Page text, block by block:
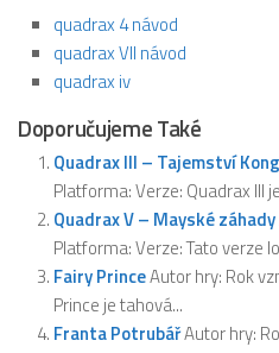
quadrax 4 návod
quadrax VII návod
quadrax iv
Doporučujeme Také
Quadrax III – Tajemství
Platforma: Verze: Quadrax III
Quadrax V – Mayské záhady
Platforma: Verze: Tato verze
Fairy PrinceAutor hry: Rok
Prince je tahová...
Franta PotrubářAutor hry: